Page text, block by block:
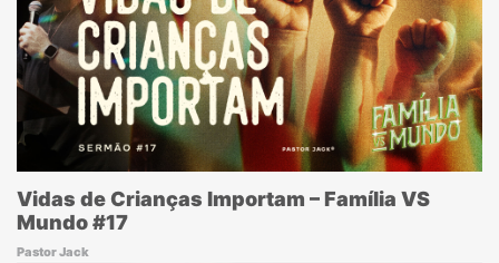
Vidas de Crianças Importam – Família VS
Mundo #17
Pastor Jack